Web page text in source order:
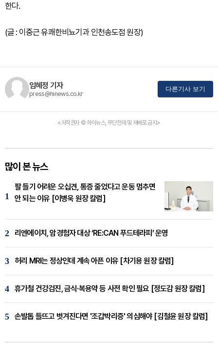
한다.
(글 : 이중근 유쾌한비뇨기과 인천송도점 원장)
임혜정 기자
press@hinews.co.kr
다른기사 보기
<저작권자 © 하이뉴스, 무단전재 및 재배포 금지>
많이 본 뉴스
1
팔 들기 어려운 오십견, 통증 줄었다고 운동 멈추면
안 되는 이유 [이병욱 원장 칼럼]
2 리엔에이치, 암경험자 대상 ‘RE:CAN 푸드테라피’ 운영
3 허리 MRI는 정상인데 계속 아픈 이유 [차기용 원장 칼럼]
4 휴가철 건강검진, 금식·복용약 등 사전 확인 필요 [정도감 원장 칼럼]
5 손발톱 들뜨고 벗겨진다면 '조갑박리증' 의심해야 [김철윤 원장 칼럼]